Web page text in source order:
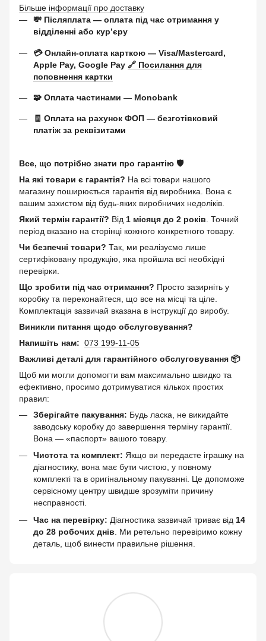
Більше інформації про доставку
💸 Післяплата — оплата під час отримання у
відділенні або курʼєру
💳 Онлайн-оплата карткою — Visa/Mastercard,
Apple Pay, Google Pay 🔗 Посилання для
поповнення картки
🧩 Оплата частинами — Monobank
🧾 Оплата на рахунок ФОП — безготівковий
платіж за реквізитами
Все, що потрібно знати про гарантію 🛡️
На які товари є гарантія? На всі товари нашого
магазину поширюється гарантія від виробника. Вона є
вашим захистом від будь-яких виробничих недоліків.
Який термін гарантії? Від 1 місяця до 2 років . Точний
період вказано на сторінці кожного конкретного товару.
Чи безпечні товари? Так, ми реалізуємо лише
сертифіковану продукцію, яка пройшла всі необхідні
перевірки.
Що зробити під час отримання? Просто зазирніть у
коробку та переконайтеся, що все на місці та ціле.
Комплектація зазвичай вказана в інструкції до виробу.
Виникли питання щодо обслуговування?
Напишіть нам: 073 199-11-05
Важливі деталі для гарантійного обслуговування 📦
Щоб ми могли допомогти вам максимально швидко та
ефективно, просимо дотримуватися кількох простих
правил:
Зберігайте пакування: Будь ласка, не викидайте
заводську коробку до завершення терміну гарантії.
Вона — «паспорт» вашого товару.
Чистота та комплект: Якщо ви передаєте іграшку на
діагностику, вона має бути чистою, у повному
комплекті та в оригінальному пакуванні. Це допоможе
сервісному центру швидше зрозуміти причину
несправності.
Час на перевірку: Діагностика зазвичай триває від 14
до 28 робочих днів . Ми ретельно перевіримо кожну
деталь, щоб винести правильне рішення.